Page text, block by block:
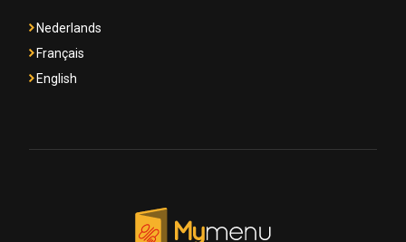
Nederlands
Français
English